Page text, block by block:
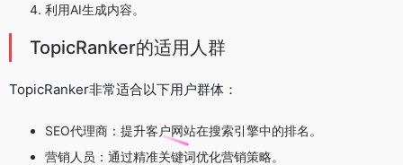
利用AI生成内容。
TopicRanker的适用人群
TopicRanker非常适合以下用户群体：
SEO代理商：提升客户网站在搜索引擎中的排名。
营销人员：通过精准关键词优化营销策略。